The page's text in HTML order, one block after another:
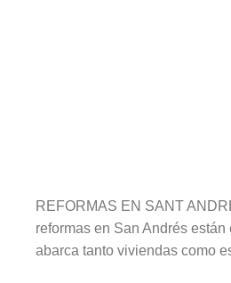
REFORMAS EN SANT
reformas en San Andrés
abarca tanto viviendas como